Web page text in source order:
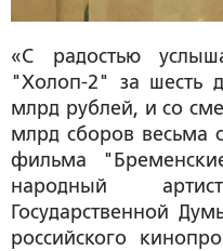
«С радостью
"Холоп-2" за шесть
млрд рублей, и со
млрд сборов весьма
фильма
народный
Государственной
российского